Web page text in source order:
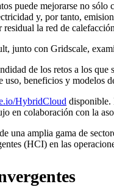
puede mejorarse no
y, por tanto,
la red de
junto con Gridscale,
de los retos a los
beneficios y modelos
HybridCloud disponible.
en colaboración con la
una amplia gama de
(HCI) en las